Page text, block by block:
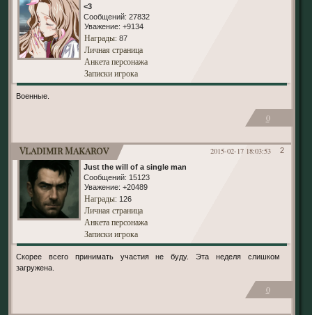
<3
Сообщений: 27832
Уважение: +9134
Награды: 87
Личная страница
Анкета персонажа
Записки игрока
Военные.
0
2
2015-02-17 18:03:53
Vladimir Makarov
Just the will of a single man
Сообщений: 15123
Уважение: +20489
Награды: 126
Личная страница
Анкета персонажа
Записки игрока
Скорее всего принимать участия не буду. Эта неделя слишком
загружена.
0